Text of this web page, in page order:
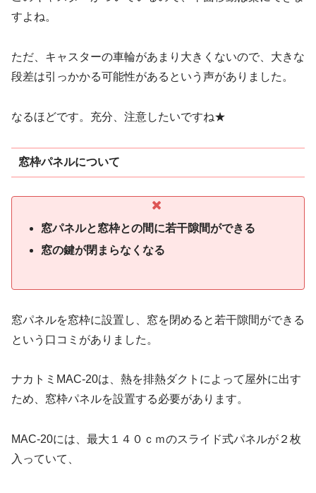
すよね。
ただ、キャスターの車輪があまり大きくないので、大きな
段差は引っかかる可能性があるという声がありました。
なるほどです。充分、注意したいですね★
窓枠パネルについて
窓パネルと窓枠との間に若干隙間ができる
窓の鍵が閉まらなくなる
窓パネルを窓枠に設置し、窓を閉めると若干隙間ができる
という口コミがありました。
ナカトミMAC-20は、熱を排熱ダクトによって屋外に出す
ため、窓枠パネルを設置する必要があります。
MAC-20には、最大１４０ｃｍのスライド式パネルが２枚
入っていて、